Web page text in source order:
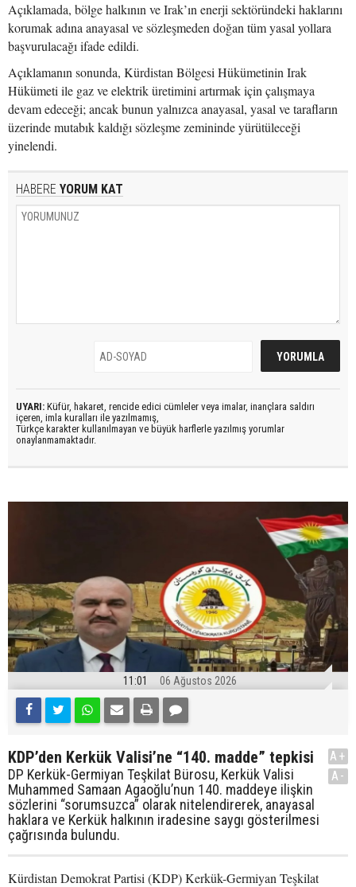
Açıklamada, bölge halkının ve Irak’ın enerji sektöründeki haklarını
korumak adına anayasal ve sözleşmeden doğan tüm yasal yollara
başvurulacağı ifade edildi.
Açıklamanın sonunda, Kürdistan Bölgesi Hükümetinin Irak
Hükümeti ile gaz ve elektrik üretimini artırmak için çalışmaya
devam edeceği; ancak bunun yalnızca anayasal, yasal ve tarafların
üzerinde mutabık kaldığı sözleşme zemininde yürütüleceği
yinelendi.
HABERE YORUM KAT
UYARI: Küfür, hakaret, rencide edici cümleler veya imalar, inançlara saldırı
içeren, imla kuralları ile yazılmamış,
Türkçe karakter kullanılmayan ve büyük harflerle yazılmış yorumlar
onaylanmamaktadır.
11:01 06 Ağustos 2026
KDP’den Kerkük Valisi’ne “140. madde” tepkisi
DP Kerkük-Germiyan Teşkilat Bürosu, Kerkük Valisi
Muhammed Samaan Agaoğlu’nun 140. maddeye ilişkin
sözlerini “sorumsuzca” olarak nitelendirerek, anayasal
haklara ve Kerkük halkının iradesine saygı gösterilmesi
çağrısında bulundu.
A+
A-
Kürdistan Demokrat Partisi (KDP) Kerkük-Germiyan Teşkilat